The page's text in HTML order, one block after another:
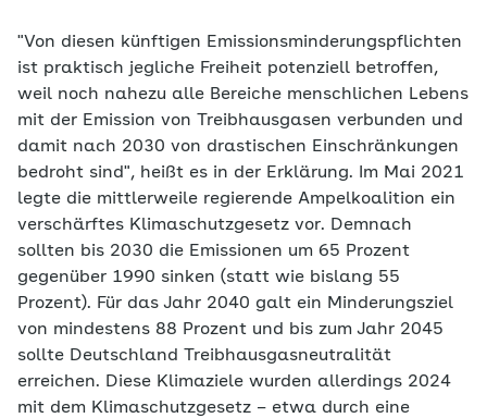
"Von diesen künftigen Emissionsminderungspflichten
ist praktisch jegliche Freiheit potenziell betroffen,
weil noch nahezu alle Bereiche menschlichen Lebens
mit der Emission von Treibhausgasen verbunden und
damit nach 2030 von drastischen Einschränkungen
bedroht sind", heißt es in der Erklärung. Im Mai 2021
legte die mittlerweile regierende Ampelkoalition ein
verschärftes Klimaschutzgesetz vor. Demnach
sollten bis 2030 die Emissionen um 65 Prozent
gegenüber 1990 sinken (statt wie bislang 55
Prozent). Für das Jahr 2040 galt ein Minderungsziel
von mindestens 88 Prozent und bis zum Jahr 2045
sollte Deutschland Treibhausgasneutralität
erreichen. Diese Klimaziele wurden allerdings 2024
mit dem Klimaschutzgesetz – etwa durch eine